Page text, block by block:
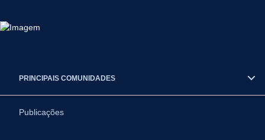
PRINCIPAIS COMUNIDADES
Publicações